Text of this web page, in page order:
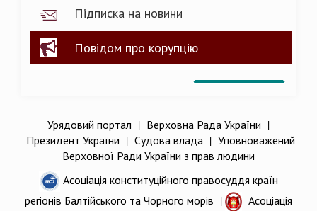
Підписка на новини
Повідом про корупцію
Урядовий портал | Верховна Рада України |
Президент України | Судова влада| Уповноважений
Верховної Ради України з прав людини
Асоціація конституційного правосуддя країн
регіонів Балтійського та Чорного морів |
Асоціація